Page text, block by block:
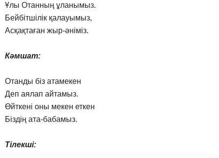
Ұлы Отанның ұланымыз.
Бейбітшілік қалауымыз,
Асқақтаған жыр-әніміз.
Кәмшат:
Отанды біз атамекен
Деп аялап айтамыз.
Өйткені оны мекен еткен
Біздің ата-бабамыз.
Тілекші: